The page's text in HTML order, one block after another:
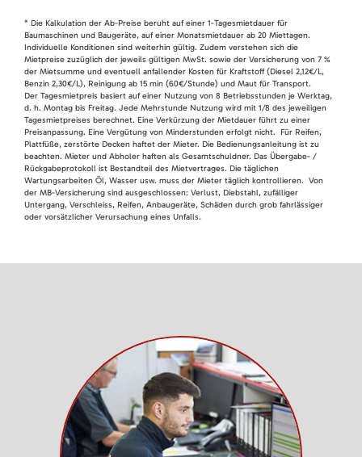
* Die Kalkulation der Ab-Preise beruht auf einer 1-Tagesmietdauer für
Baumaschinen und Baugeräte, auf einer Monatsmietdauer ab 20 Miettagen.
Individuelle Konditionen sind weiterhin gültig. Zudem verstehen sich die
Mietpreise zuzüglich der jeweils gültigen MwSt. sowie der Versicherung von 7 %
der Mietsumme und eventuell anfallender Kosten für Kraftstoff (Diesel 2,12€/L,
Benzin 2,30€/L), Reinigung ab 15 min (60€/Stunde) und Maut für Transport.
Der Tagesmietpreis basiert auf einer Nutzung von 8 Betriebsstunden je Werktag,
d. h. Montag bis Freitag. Jede Mehrstunde Nutzung wird mit 1/8 des jeweiligen
Tagesmietpreises berechnet. Eine Verkürzung der Mietdauer führt zu einer
Preisanpassung. Eine Vergütung von Minderstunden erfolgt nicht. Für Reifen,
Plattfüße, zerstörte Decken haftet der Mieter. Die Bedienungsanleitung ist zu
beachten. Mieter und Abholer haften als Gesamtschuldner. Das Übergabe- /
Rückgabeprotokoll ist Bestandteil des Mietvertrages. Die täglichen
Wartungsarbeiten Öl, Wasser usw. muss der Mieter täglich kontrollieren. Von
der MB-Versicherung sind ausgeschlossen: Verlust, Diebstahl, zufälliger
Untergang, Verschleiss, Reifen, Anbaugeräte, Schäden durch grob fahrlässiger
oder vorsätzlicher Verursachung eines Unfalls.